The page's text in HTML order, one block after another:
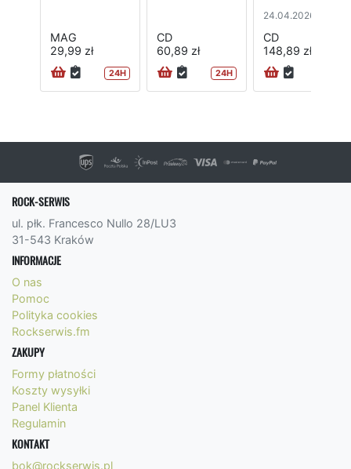
MAG
29,99 zł
24H
CD
60,89 zł
24H
24.04.2026
CD
148,89 zł
ROCK-SERWIS
ul. płk. Francesco Nullo 28/LU3
31-543 Kraków
INFORMACJE
O nas
Pomoc
Polityka cookies
Rockserwis.fm
ZAKUPY
Formy płatności
Koszty wysyłki
Panel Klienta
Regulamin
KONTAKT
bok@rockserwis.pl